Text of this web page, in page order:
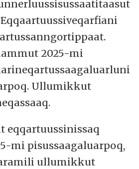
2025-mi
Ullumikkut
eqqartuussinissaq
mi pisussaagaluarpoq,
ullumikkut